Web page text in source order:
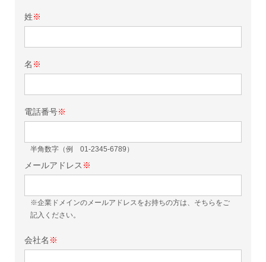
姓※
名 ※
電話番号※
半角数字（例 01-2345-6789）
メールアドレス ※
※企業ドメインのメールアドレスをお持ちの方は、そちらをご
記入ください。
会社名 ※